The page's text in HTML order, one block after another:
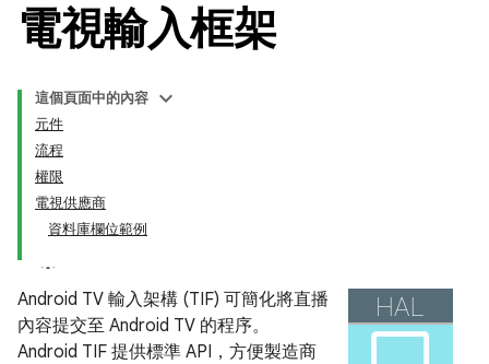
電視輸入框架
這個頁面中的內容
元件
流程
權限
電視供應商
資料庫欄位範例
Android TV 輸入架構 (TIF) 可簡化將直播
內容提交至 Android TV 的程序。
Android TIF 提供標準 API，方便製造商